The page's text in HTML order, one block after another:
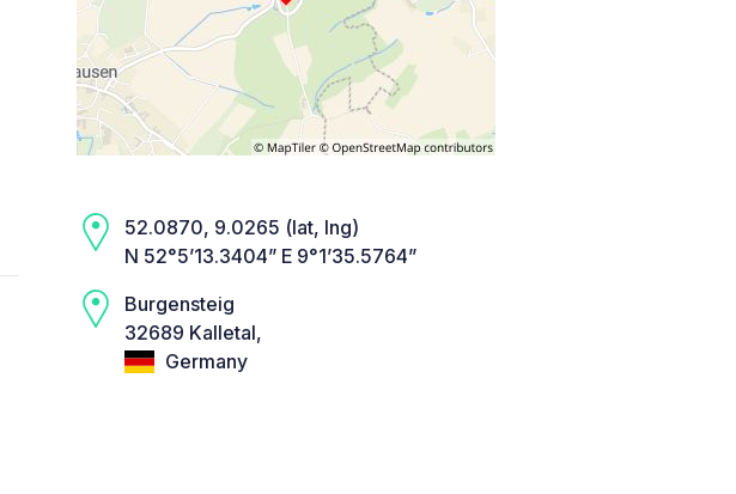
52.0870, 9.0265 (lat, lng)
N 52°5’13.3404” E 9°1’35.5764”
Burgensteig
32689 Kalletal,
Germany